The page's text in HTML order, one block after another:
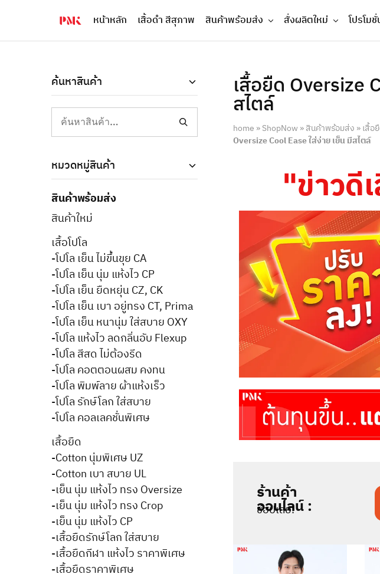
PMK
ผู้
สร้าง
แบรนด์
เสื้อ
โปโล
ยูนิฟอร์ม
พร้อม
โลโก้
ผู้
เสื้อ
บริษัท
มาตรฐาน
ISO9001
และ
อุตสาหกรรม
สี
เขียว
ที่2
หน้าหลัก เสื้อดำ สีสุภาพ สินค้าพร้อมส่ง สั่งผลิตใหม่ โปรโม
เสื้อยืด Oversize
สไตล์
home »ShopNow »สินค้าพร้อมส่ง »เสื้อ
Oversize Cool Ease ใส่ง่าย เย็น มีสไตล์
"ข่าวดี
ร้านค้า
ออนไลน์ :
ช้อปเลย!
ค้นหาสินค้า
หมวดหมู่สินค้า
สินค้าพร้อมส่ง
สินค้าใหม่
เสื้อโปโล
-โปโล เย็น ไม่ขึ้นขุย CA
-โปโล เย็น นุ่ม แห้งไว CP
-โปโล เย็น ยืดหยุ่น CZ, CK
-โปโล เย็น เบา อยู่ทรง CT, Prima
-โปโล เย็น หนานุ่ม ใส่สบาย OXY
-โปโล แห้งไว ลดกลิ่นอับ Flexup
-โปโล สีสด ไม่ต้องรีด
-โปโล คอตตอนผสม คงทน
-โปโล พิมพ์ลาย ผ้าแห้งเร็ว
-โปโล รักษ์โลก ใส่สบาย
-โปโล คอลเลคชั่นพิเศษ
เสื้อยืด
-Cotton นุ่มพิเศษ UZ
-Cotton เบา สบาย UL
-เย็น นุ่ม แห้งไว ทรง Oversize
-เย็น นุ่ม แห้งไว ทรง Crop
-เย็น นุ่ม แห้งไว CP
-เสื้อยืดรักษ์โลก ใส่สบาย
-เสื้อยืดกีฬา แห้งไว ราคาพิเศษ
-เสื้อยืดราคาพิเศษ